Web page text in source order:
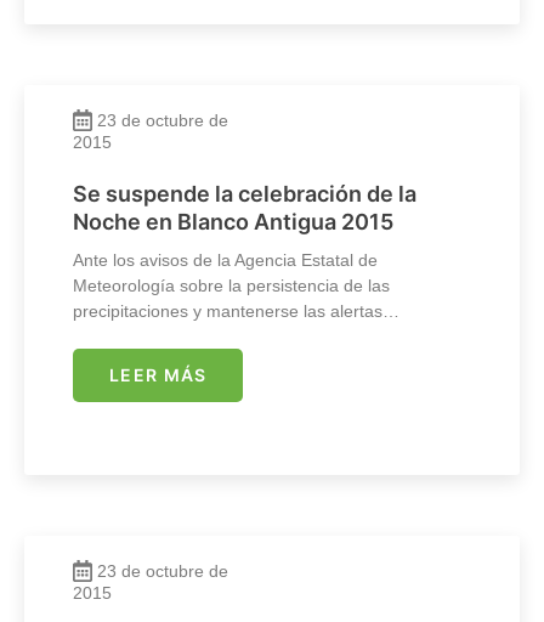
23 de octubre de
2015
Se suspende la celebración de la
Noche en Blanco Antigua 2015
Ante los avisos de la Agencia Estatal de
Meteorología sobre la persistencia de las
precipitaciones y mantenerse las alertas…
LEER MÁS
23 de octubre de
2015